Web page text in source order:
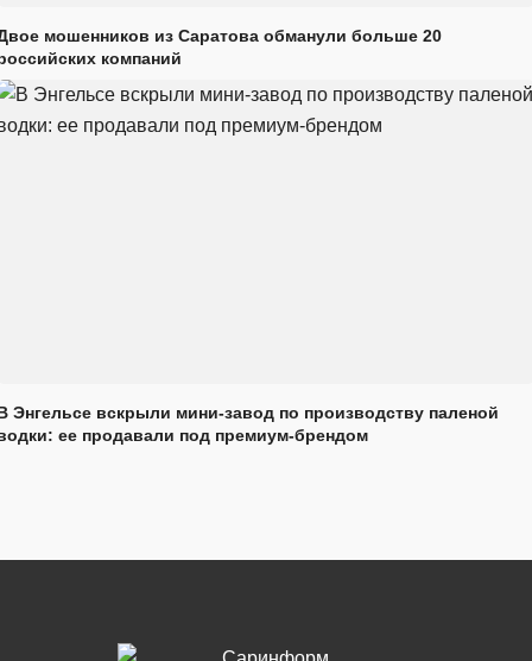
мошенников из Саратова обманули больше 20
компаний
Энгельсе вскрыли мини-завод по производству паленой
ее продавали под премиум-брендом